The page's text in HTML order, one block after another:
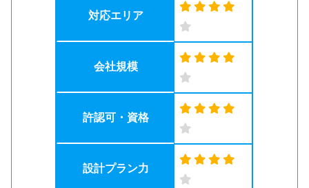
対応エリア
会社規模
許認可・資格
設計プラン力